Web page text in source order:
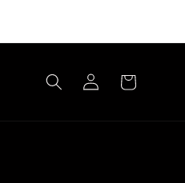
Iniciar
sessão
Carrinho